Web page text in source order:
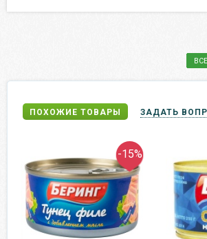
ПОХОЖИЕ ТОВАРЫ ЗАДАТЬ
-15%